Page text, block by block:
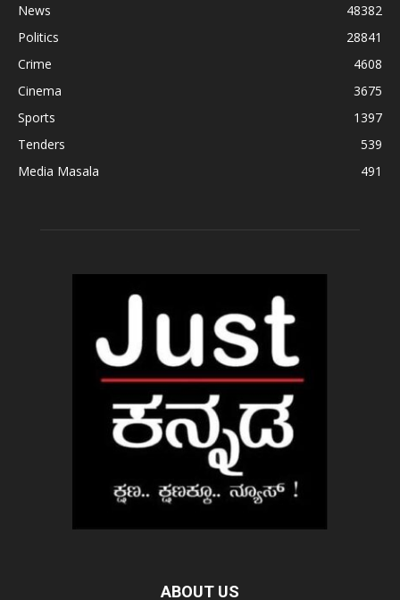
News
48382
Politics
28841
Crime
4608
Cinema
3675
Sports
1397
Tenders
539
Media Masala
491
ABOUT US